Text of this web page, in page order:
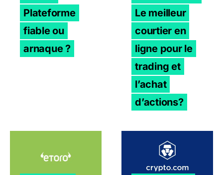
Plateforme
fiable ou
arnaque ?
Le meilleur
courtier en
ligne pour le
trading et
l’achat
d’actions?